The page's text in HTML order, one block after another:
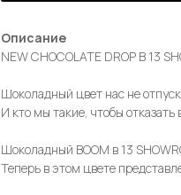
Описание
NEW CHOCOLATE DROP В 13
Шоколадный цвет нас не
И кто мы такие, чтобы
Шоколадный BOOM в 13
Теперь в этом цвете